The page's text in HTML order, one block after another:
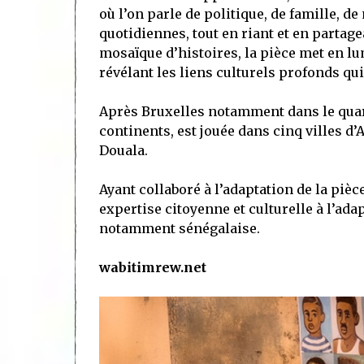
où l’on parle de politique, de famille,
quotidiennes, tout en riant et en
mosaïque d’histoires, la pièce met en
révélant les liens culturels profonds
Après Bruxelles notamment dans le
continents, est jouée dans cinq villes
Douala.
Ayant collaboré à l’adaptation de la
expertise citoyenne et culturelle à
notamment sénégalaise.
wabitimrew.net